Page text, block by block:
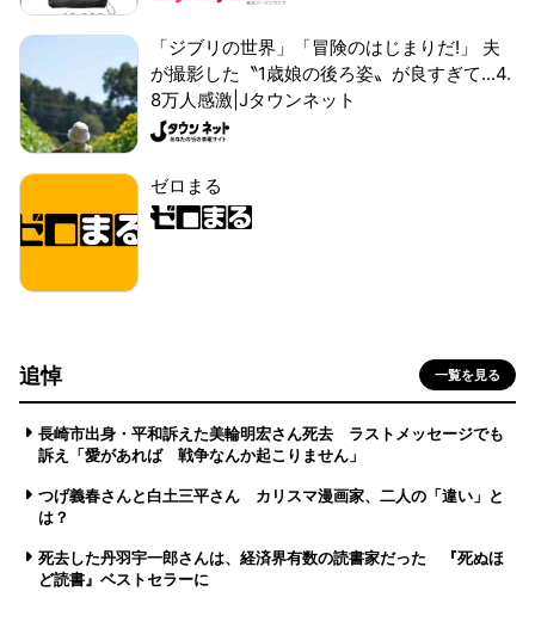
「ジブリの世界」「冒険のはじまりだ!」 夫
が撮影した〝1歳娘の後ろ姿〟が良すぎて...4.
8万人感激|Jタウンネット
ゼロまる
追悼 一覧を見る
長崎市出身・平和訴えた美輪明宏さん死去 ラストメッセージでも
訴え「愛があれば 戦争なんか起こりません」
つげ義春さんと白土三平さん カリスマ漫画家、二人の「違い」と
は？
死去した丹羽宇一郎さんは、経済界有数の読書家だった 『死ぬほ
ど読書』ベストセラーに